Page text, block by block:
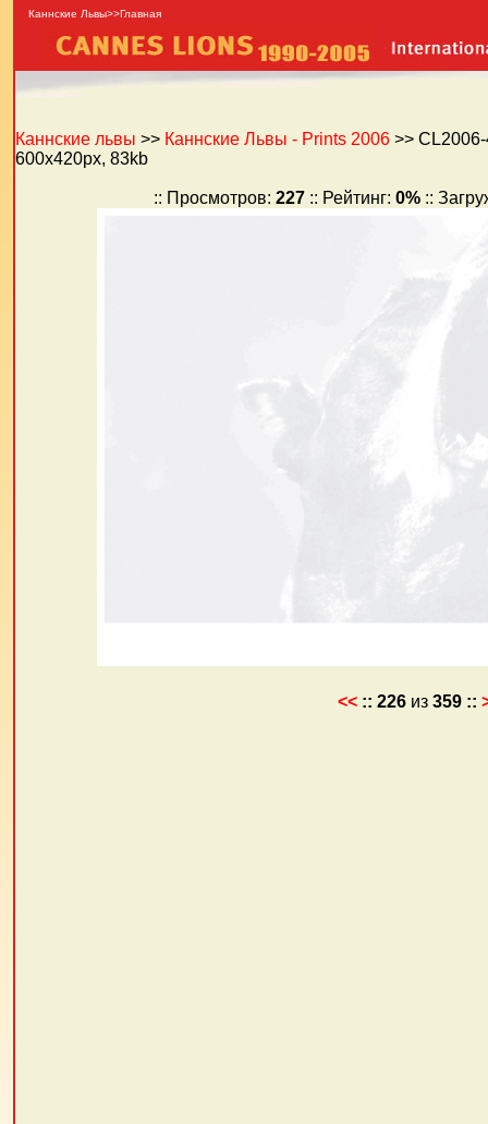
Каннские Львы>>Главная
Каннские львы >> Каннские Львы - Prints 2006 >>
600x420px, 83kb
:: Просмотров: 227:: Рейтинг: 0%::
<<:: 226из 359 ::